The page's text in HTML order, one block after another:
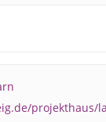
projekthaus/